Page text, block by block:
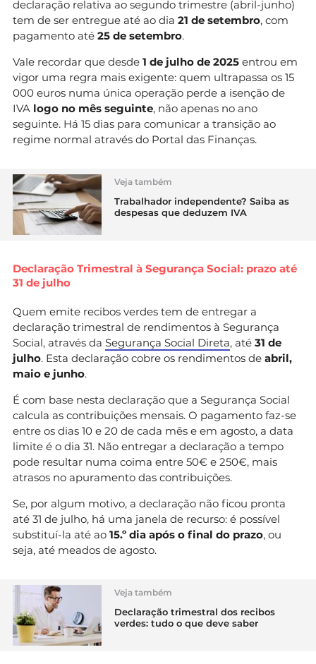
declaração relativa ao segundo trimestre (abril-junho)
tem de ser entregue até ao dia 21 de setembro, com
pagamento até 25 de setembro.
Vale recordar que desde 1 de julho de 2025 entrou em
vigor uma regra mais exigente: quem ultrapassa os 15
000 euros numa única operação perde a isenção de
IVA logo no mês seguinte, não apenas no ano
seguinte. Há 15 dias para comunicar a transição ao
regime normal através do Portal das Finanças.
Veja também
Trabalhador independente? Saiba as
despesas que deduzem IVA
Declaração Trimestral à Segurança Social: prazo até
31 de julho
Quem emite recibos verdes tem de entregar a
declaração trimestral de rendimentos à Segurança
Social, através da Segurança Social Direta, até 31 de
julho. Esta declaração cobre os rendimentos de abril,
maio e junho.
É com base nesta declaração que a Segurança Social
calcula as contribuições mensais. O pagamento faz-se
entre os dias 10 e 20 de cada mês e em agosto, a data
limite é o dia 31. Não entregar a declaração a tempo
pode resultar numa coima entre 50€ e 250€, mais
atrasos no apuramento das contribuições.
Se, por algum motivo, a declaração não ficou pronta
até 31 de julho, há uma janela de recurso: é possível
substituí-la até ao 15.º dia após o final do prazo, ou
seja, até meados de agosto.
Veja também
Declaração trimestral dos recibos
verdes: tudo o que deve saber